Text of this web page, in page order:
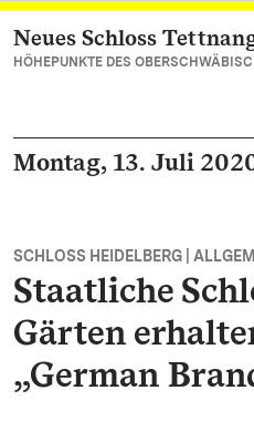
Zum Hauptinhalt
Neues Schloss
HÖHEPUNKTE DES
Montag, 13. Juli
SCHLOSS HEIDELBERG |
Staatliche
Gärten
„German